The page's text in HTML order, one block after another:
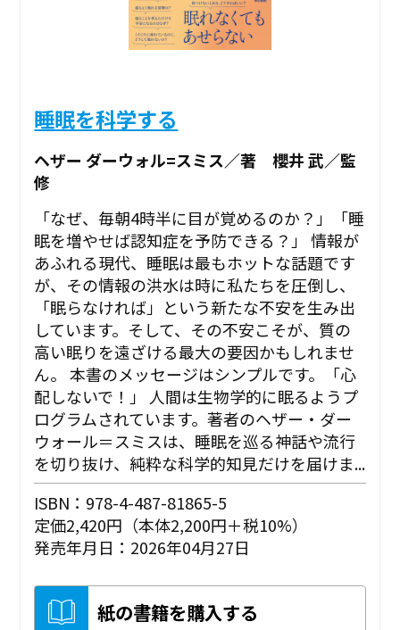
睡眠を科学する
ヘザー ダーウォル=スミス／著 櫻井 武／監
修
「なぜ、毎朝4時半に目が覚めるのか？」「睡
眠を増やせば認知症を予防できる？」 情報が
あふれる現代、睡眠は最もホットな話題です
が、その情報の洪水は時に私たちを圧倒し、
「眠らなければ」という新たな不安を生み出
しています。そして、その不安こそが、質の
高い眠りを遠ざける最大の要因かもしれませ
ん。 本書のメッセージはシンプルです。「心
配しないで！」 人間は生物学的に眠るようプ
ログラムされています。著者のヘザー・ダー
ウォール＝スミスは、睡眠を巡る神話や流行
を切り抜け、純粋な科学的知見だけを届けま...
ISBN：978-4-487-81865-5
定価2,420円（本体2,200円＋税10%）
発売年月日：2026年04月27日
紙の書籍を購入する